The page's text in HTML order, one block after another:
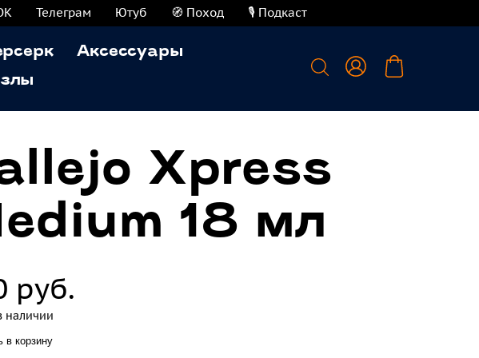
Телеграм Ютуб 🧭 Поход 🎙️ Подкаст
Аксессуары
Xpress
18 мл
руб.
наличии
в корзину